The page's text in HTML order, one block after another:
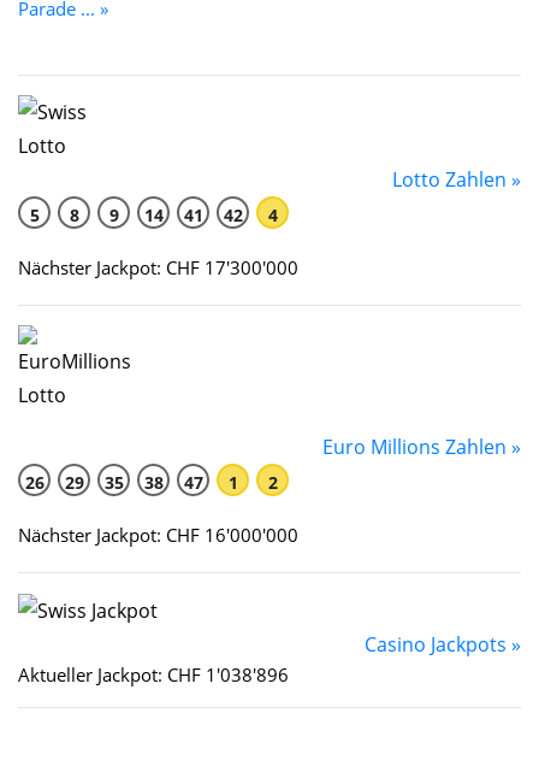
Parade ... »
Lotto Zahlen »
5 8 9 14 41 42 4
Nächster Jackpot: CHF 17'300'000
Euro Millions Zahlen »
26 29 35 38 47 1 2
Nächster Jackpot: CHF 16'000'000
Casino Jackpots »
Aktueller Jackpot: CHF 1'038'896